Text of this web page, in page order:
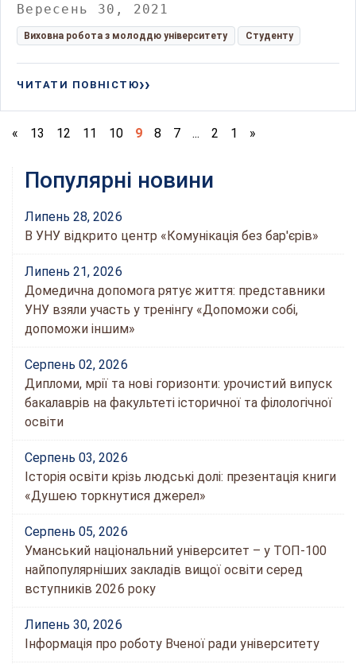
Вересень 30, 2021
Виховна робота з молоддю університету Студенту
ЧИТАТИ ПОВНІСТЮ
« 13 12 11 10 9 8 7 ... 2 1 »
Популярні новини
Липень 28, 2026
В УНУ відкрито центр «Комунікація без бар'єрів»
Липень 21, 2026
Домедична допомога рятує життя: представники
УНУ взяли участь у тренінгу «Допоможи собі,
допоможи іншим»
Серпень 02, 2026
Дипломи, мрії та нові горизонти: урочистий випуск
бакалаврів на факультеті історичної та філологічної
освіти
Серпень 03, 2026
Історія освіти крізь людські долі: презентація книги
«Душею торкнутися джерел»
Серпень 05, 2026
Уманський національний університет – у ТОП-100
найпопулярніших закладів вищої освіти серед
вступників 2026 року
Липень 30, 2026
Інформація про роботу Вченої ради університету